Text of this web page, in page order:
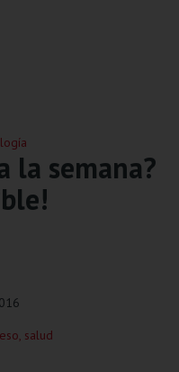
la semana?
, salud